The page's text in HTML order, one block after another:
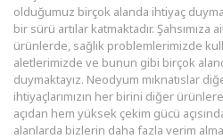
olduğumuz birçok alanda ihtiyaç
bir sürü artılar katmaktadır. Şahsımıza
ürünlerde, sağlık problemlerimizde
aletlerimizde ve bunun gibi birçok
duymaktayız. Neodyum mıknatıslar
ihtiyaçlarımızın her birini diğer
açıdan hem yüksek çekim gücü
alanlarda bizlerin daha fazla verim